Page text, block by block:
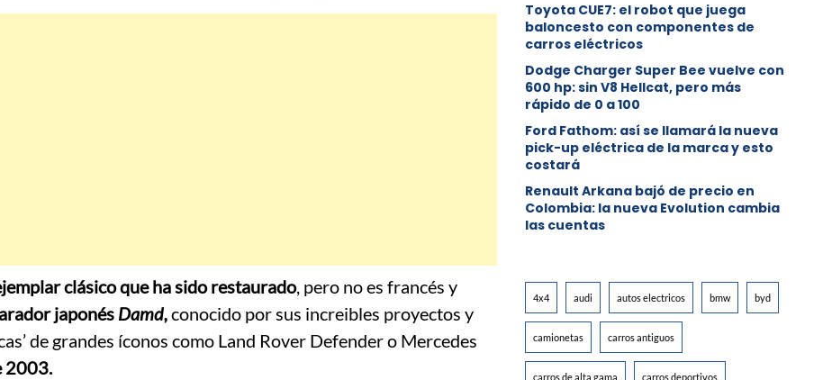
clásico que ha sido restaurado, pero no es francés y
japonés Damd,conocido por sus increibles proyectos y
de grandes íconos como Land Rover Defender o Mercedes
2003.
Toyota CUE7: el robot que juega
baloncesto con componentes de
carros eléctricos
Dodge Charger Super Bee vuelve con
600 hp: sin V8 Hellcat, pero más
rápido de 0 a 100
Ford Fathom: así se llamará la nueva
pick-up eléctrica de la marca y esto
costará
Renault Arkana bajó de precio en
Colombia: la nueva Evolution cambia
las cuentas
4x4 audi autos electricos bmw byd
camionetas carros antiguos
carros de alta gama carros deportivos